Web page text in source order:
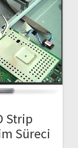
Strip
Süreci